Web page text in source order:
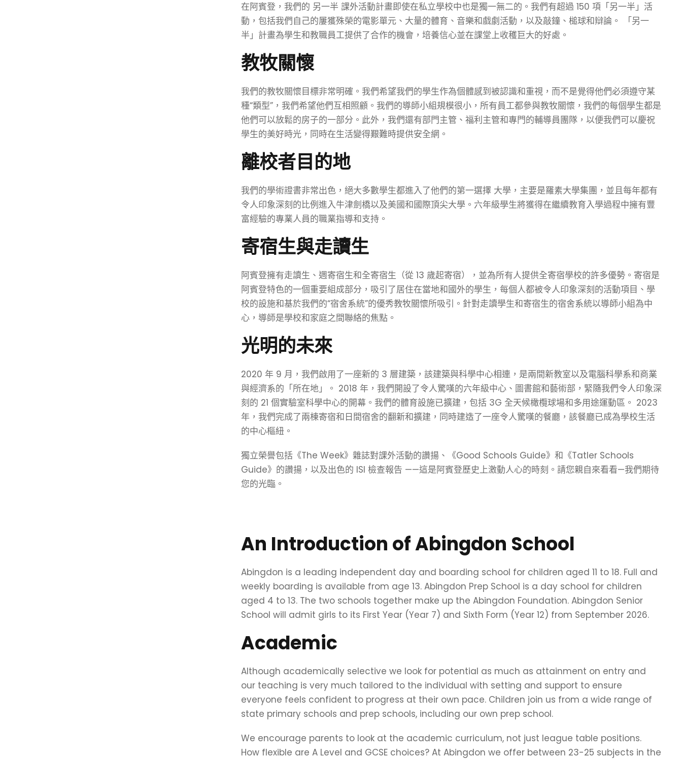
在阿賓登，我們的 另一半 課外活動計畫即使在私立學校中也是獨一無二的。我們有超過 150 項「另一半」活
動，包括我們自己的屢獲殊榮的電影單元、大量的體育、音樂和戲劇活動，以及敲鐘、槌球和辯論。 「另一
半」計畫為學生和教職員工提供了合作的機會，培養信心並在課堂上收穫巨大的好處。
教牧關懷
我們的教牧關懷目標非常明確。我們希望我們的學生作為個體感到被認識和重視，而不是覺得他們必須遵守某
種“類型”，我們希望他們互相照顧。我們的導師小組規模很小，所有員工都參與教牧關懷，我們的每個學生都是
他們可以放鬆的房子的一部分。此外，我們還有部門主管、福利主管和專門的輔導員團隊，以便我們可以慶祝
學生的美好時光，同時在生活變得艱難時提供安全網。
離校者目的地
我們的學術證書非常出色，絕大多數學生都進入了他們的第一選擇 大學 ，主要是羅素大學集團，並且每年都有
令人印象深刻的比例進入牛津劍橋以及美國和國際頂尖大學。六年級學生將獲得在繼續教育入學過程中擁有豐
富經驗的專業人員的職業指導和支持。
寄宿生與走讀生
阿賓登擁有走讀生、週寄宿生和全寄宿生（從 13 歲起寄宿），並為所有人提供全寄宿學校的許多優勢。寄宿是
阿賓登特色的一個重要組成部分，吸引了居住在當地和國外的學生，每個人都被令人印象深刻的活動項目、學
校的設施和基於我們的“宿舍系統”的優秀教牧關​​懷所吸引。針對走讀學生和寄宿生的宿舍系統以導師小組為中
心，導師是學校和家庭之間聯絡的焦點。
光明的未來
2020 年 9 月，我們啟用了一座新的 3 層建築，該建築與科學中心相連，是兩間新教室以及電腦科學系和商業
與經濟系的「所在地」。 2018 年，我們開設了令人驚嘆的六年級中心、圖書館和藝術部，緊隨我們令人印象深
刻的 21 個實驗室科學中心的開幕。我們的體育設施已擴建，包括 3G 全天候橄欖球場和多用途運動區。 2023
年，我們完成了兩棟寄宿和日間宿舍的翻新和擴建，同時建造了一座令人驚嘆的餐廳，該餐廳已成為學校生活
的中心樞紐。
獨立榮譽包括《The Week》雜誌對課外活動的讚揚、《Good Schools Guide》和《Tatler Schools
Guide》的讚揚，以及出色的 ISI 檢查報告 ——這是阿賓登歷史上激動人心的時刻。請您親自來看看—我們期待
您的光臨。
An Introduction of Abingdon School
Abingdon is a leading independent day and boarding school for children aged 11 to 18. Full and
weekly boarding is available from age 13. Abingdon Prep School is a day school for children
aged 4 to 13. The two schools together make up the Abingdon Foundation. Abingdon Senior
School will admit girls to its First Year (Year 7) and Sixth Form (Year 12) from September 2026.
Academic
Although academically selective we look for potential as much as attainment on entry and
our teaching is very much tailored to the individual with setting and support to ensure
everyone feels confident to progress at their own pace. Children join us from a wide range of
state primary schools and prep schools, including our own prep school.
We encourage parents to look at the academic curriculum, not just league table positions.
How flexible are A Level and GCSE choices? At Abingdon we offer between 23-25 subjects in the